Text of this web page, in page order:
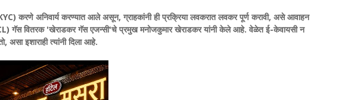
करणे अनिवार्य करण्यात आले असून, ग्राहकांनी ही प्रक्रिया लवकरात लवकर पूर्ण करावी, असे आवाहन
गॅस वितरक 'खेराडकर गॅस एजन्सी'चे प्रमुख मनोजकुमार खेराडकर यांनी केले आहे. वेळेत ई-केवायसी न
इशाराही त्यांनी दिला आहे.